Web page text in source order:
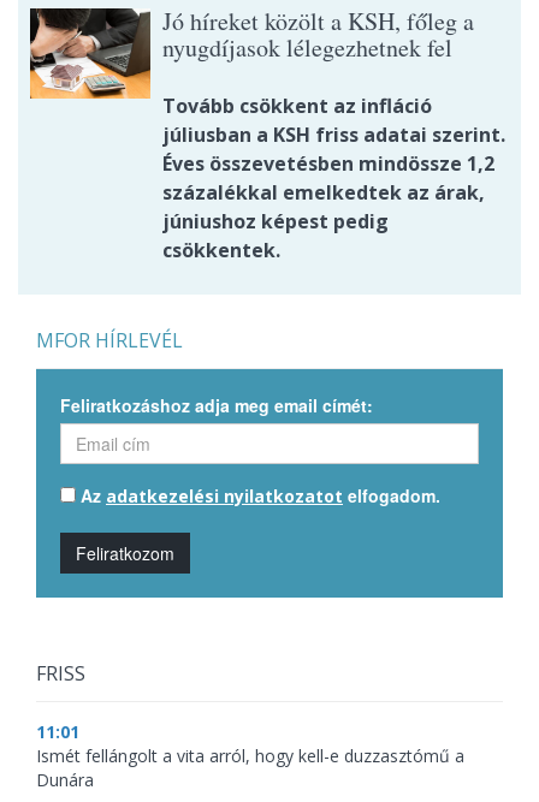
Jó híreket közölt a KSH, főleg a
nyugdíjasok lélegezhetnek fel
Tovább csökkent az infláció
júliusban a KSH friss adatai szerint.
Éves összevetésben mindössze 1,2
százalékkal emelkedtek az árak,
júniushoz képest pedig
csökkentek.
MFOR HÍRLEVÉL
Feliratkozáshoz adja meg email címét:
Az adatkezelési nyilatkozatot elfogadom.
Feliratkozom
FRISS
11:01
Ismét fellángolt a vita arról, hogy kell-e duzzasztómű a
Dunára